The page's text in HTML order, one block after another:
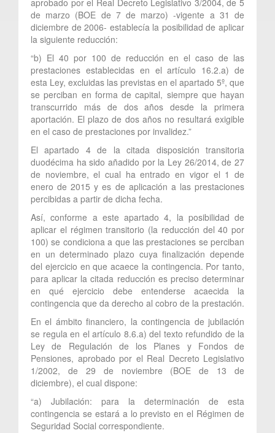
de marzo (BOE de 7 de marzo) -vigente a 31 de
diciembre de 2006- establecía la posibilidad de aplicar
la siguiente reducción:
“b) El 40 por 100 de reducción en el caso de las
prestaciones establecidas en el artículo 16.2.a) de
esta Ley, excluidas las previstas en el apartado 5º, que
se perciban en forma de capital, siempre que hayan
transcurrido más de dos años desde la primera
aportación. El plazo de dos años no resultará exigible
en el caso de prestaciones por invalidez.”
El apartado 4 de la citada disposición transitoria
duodécima ha sido añadido por la Ley 26/2014, de 27
de noviembre, el cual ha entrado en vigor el 1 de
enero de 2015 y es de aplicación a las prestaciones
percibidas a partir de dicha fecha.
Así, conforme a este apartado 4, la posibilidad de
aplicar el régimen transitorio (la reducción del 40 por
100) se condiciona a que las prestaciones se perciban
en un determinado plazo cuya finalización depende
del ejercicio en que acaece la contingencia. Por tanto,
para aplicar la citada reducción es preciso determinar
en qué ejercicio debe entenderse acaecida la
contingencia que da derecho al cobro de la prestación.
En el ámbito financiero, la contingencia de jubilación
se regula en el artículo 8.6.a) del texto refundido de la
Ley de Regulación de los Planes y Fondos de
Pensiones, aprobado por el Real Decreto Legislativo
1/2002, de 29 de noviembre (BOE de 13 de
diciembre), el cual dispone:
“a) Jubilación: para la determinación de esta
contingencia se estará a lo previsto en el Régimen de
Seguridad Social correspondiente.